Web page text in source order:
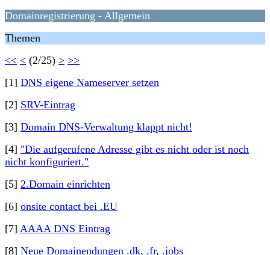
Domainregistrierung - Allgemein
Themen
<< < (2/25) > >>
[1] DNS eigene Nameserver setzen
[2] SRV-Eintrag
[3] Domain DNS-Verwaltung klappt nicht!
[4] "Die aufgerufene Adresse gibt es nicht oder ist noch
nicht konfiguriert."
[5] 2.Domain einrichten
[6] onsite contact bei .EU
[7] AAAA DNS Eintrag
[8] Neue Domainendungen .dk, .fr, .jobs